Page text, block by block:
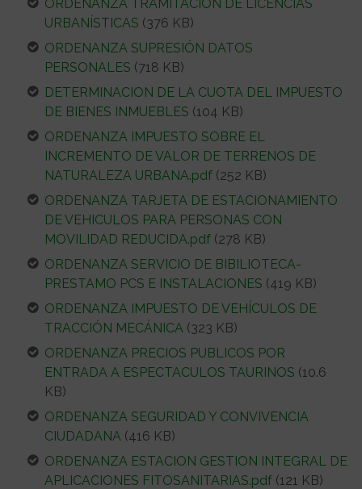
ORDENANZA TRAMITACIÓN DE L ICENCIAS
URBANÍSTICAS (376 KB)
ORDENANZA SUPRESIÓN DATOS
PERSONALES (718 KB)
DETERMINACION DE LA CUOTA DEL IMPUESTO
DE BIENES INMUEBLES (104 KB)
ORDENANZA IMPUESTO SOBRE EL
INCREMENTO DE VALOR DE TERRENOS DE
NATURALEZA URBANA.pdf (252 KB)
ORDENANZA TARJETA DE ESTACIONAMIENTO
DE VEHICULOS PARA PERSONAS CON
MOVILIDAD REDUCIDA.pdf (278 KB)
ORDENANZA SERVICIO DE BIBILIOTECA-
PRESTAMO PCS E INSTALACIONES (419 KB)
ORDENANZA IMPUESTO DE VEHÍCULOS DE
TRACCIÓN MECÁNICA (323 KB)
ORDENANZA PRECIOS PUBLICOS POR
ENTRADA A ESPECTACULOS TAURINOS (10.6
KB)
ORDENANZA SEGURIDAD Y CONVIVENCIA
CIUDADANA (416 KB)
ORDENANZA ESTACION GESTION INTEGRAL DE
APLICACIONES FITOSANITARIAS.pdf (121 KB)